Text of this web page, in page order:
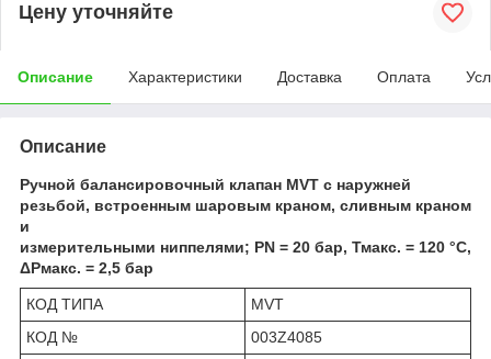
Цену уточняйте
Описание Характеристики Доставка Оплата
Описание
Ручной балансировочный клапан MVT с наружней
резьбой, встроенным шаровым краном, сливным краном
и
измерительными ниппелями; PN = 20 бар, Тмакс. = 120 °С,
ΔPмакс. = 2,5 бар
КОД ТИПА
MVT
КОД №
003Z4085